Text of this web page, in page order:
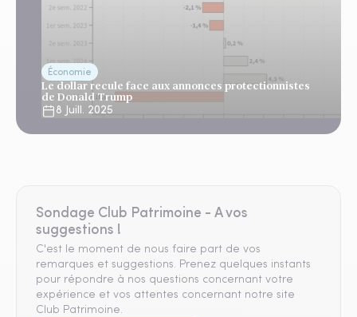
Économie
Le dollar recule face aux annonces protectionnistes
de Donald Trump
8 Juill. 2025
Sondage Club Patrimoine - A vos
suggestions !
C'est le moment de nous faire part de vos
remarques et suggestions. Prenez quelques instants
pour répondre à nos questions concernant votre
expérience et vos attentes concernant notre site
Club Patrimoine.